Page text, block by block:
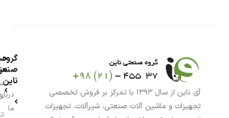
آی ناین از سال ۱۳۹۳ با تمرکز بر فروش تخصصی
تجهیزات و ماشین آلات صنعتی، شیرآلات، تجهیزات
گروه
ناین
ما